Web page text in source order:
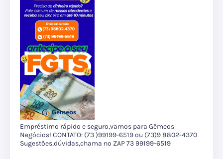
Empréstimo rápido e seguro,vamos para Gêmeos
Negócios! CONTATO: (73 )99199-6519 ou (73)9 8802-4370
Sugestões,dúvidas,chama no ZAP 73 99199-6519